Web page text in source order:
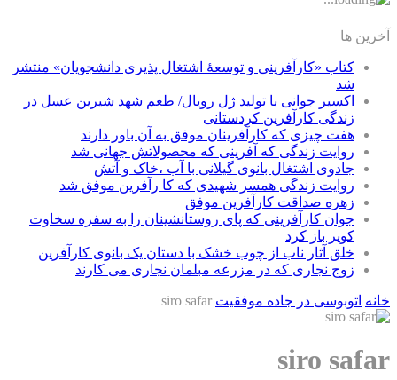
آخرین ها
کتاب «کارآفرینی و توسعۀ اشتغال پذیری دانشجویان» منتشر
شد
اکسیر جوانی با تولید ژل رویال/ طعم شهد شیرین عسل‌ در
زندگی کارآفرین کردستانی
هفت چیزی که کارآفرینان موفق به آن باور دارند
روایت زندگی که آفرینی که محصولاتش جهانی شد
جادوی اشتغال بانوی گیلانی با آب ،خاک و آتش
روایت زندگی همسر شهیدی که کا رآفرین موفق شد
زهره صداقت کارآفرین موفق
جوان کارآفرینی که پای روستانشینان را به سفره سخاوت
کویر باز کرد
خلق آثار ناب از چوب خشک با دستان یک بانوی کارآفرین
زوج نجاری که در مزرعه مبلمان نجاری می کارند
خانه اتوبوسى در جاده موفقیت siro safar
siro safar